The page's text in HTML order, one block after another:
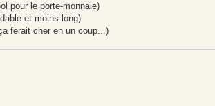
pour le porte-monnaie)
et moins long)
ferait cher en un coup...)